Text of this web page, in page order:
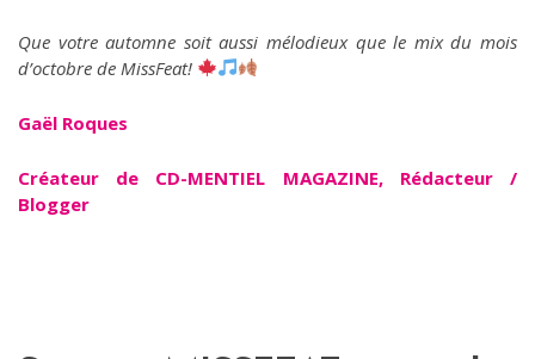
Que votre automne soit aussi mélodieux que le mix du mois
d’octobre de MissFeat!
Gaël Roques
Créateur de CD-MENTIEL MAGAZINE, Rédacteur /
Blogger